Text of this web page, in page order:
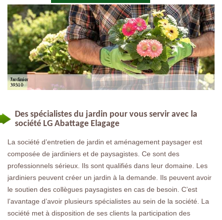
Des spécialistes du jardin pour vous servir avec la
société LG Abattage Elagage
La société d’entretien de jardin et aménagement paysager est
composée de jardiniers et de paysagistes. Ce sont des
professionnels sérieux. Ils sont qualifiés dans leur domaine. Les
jardiniers peuvent créer un jardin à la demande. Ils peuvent avoir
le soutien des collègues paysagistes en cas de besoin. C’est
l’avantage d’avoir plusieurs spécialistes au sein de la société. La
société met à disposition de ses clients la participation des